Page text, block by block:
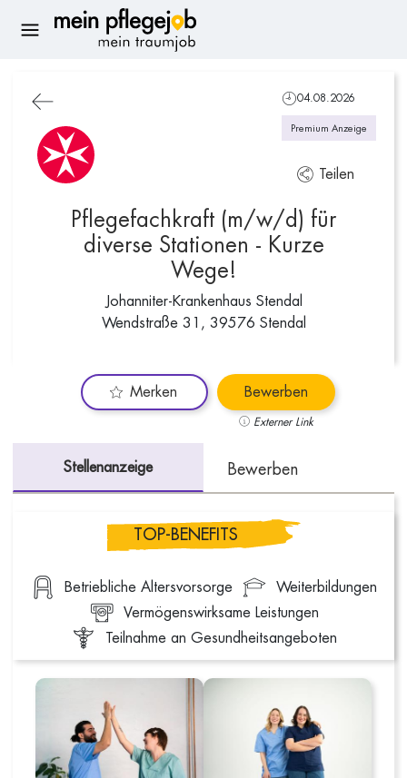
Pflegefachkraft (m/w/d) für
diverse Stationen - Kurze
Wege!
Johanniter-Krankenhaus Stendal
Wendstraße 31, 39576 Stendal
04.08.2026
Premium Anzeige
Teilen
Merken Bewerben
Externer Link
Stellenanzeige Bewerben
TOP-BENEFITS
Betriebliche Altersvorsorge
Weiterbildungen
Vermögenswirksame Leistungen
Teilnahme an Gesundheitsangeboten